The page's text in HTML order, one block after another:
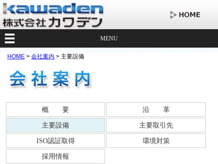
MENU
HOME > 会社案内 > 主要設備
概 要 沿 革
主要設備 主要取引先
ISO認証取得 環境対策
採用情報